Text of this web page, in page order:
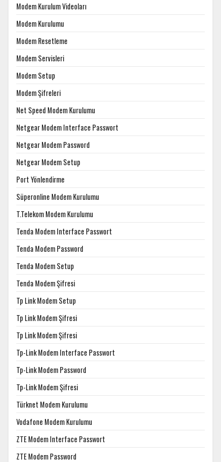
Modem Kurulum Videoları
Modem Kurulumu
Modem Resetleme
Modem Servisleri
Modem Setup
Modem Şifreleri
Net Speed Modem Kurulumu
Netgear Modem Interface Passwort
Netgear Modem Password
Netgear Modem Setup
Port Yönlendirme
Süperonline Modem Kurulumu
T.Telekom Modem Kurulumu
Tenda Modem Interface Passwort
Tenda Modem Password
Tenda Modem Setup
Tenda Modem Şifresi
Tp Link Modem Setup
Tp Link Modem Şifresi
Tp Link Modem Şifresi
Tp-Link Modem Interface Passwort
Tp-Link Modem Password
Tp-Link Modem Şifresi
Türknet Modem Kurulumu
Vodafone Modem Kurulumu
ZTE Modem Interface Passwort
ZTE Modem Password